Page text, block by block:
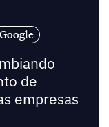
de
empresas